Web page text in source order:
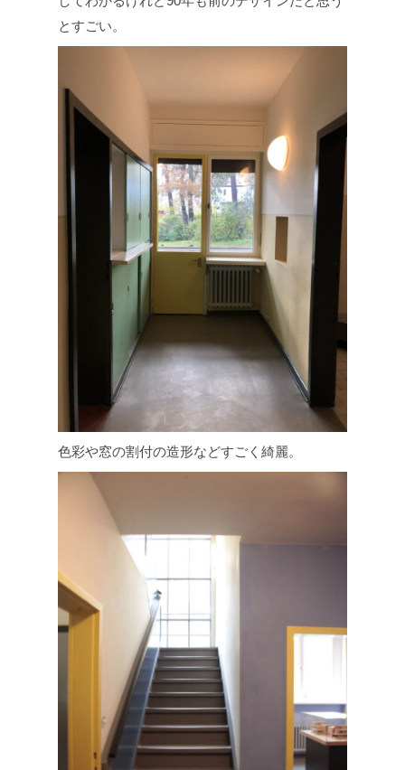
とすごい。
色彩や窓の割付の造形などすごく綺麗。